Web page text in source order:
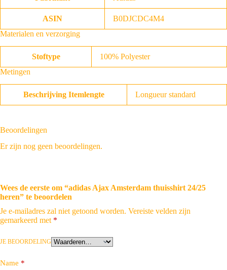
ASIN
B0DJCDC4M4
Materialen en verzorging
Stoftype
100% Polyester
Metingen
Beschrijving Itemlengte Longueur standard
Beoordelingen
Er zijn nog geen beoordelingen.
Wees de eerste om “adidas Ajax Amsterdam thuisshirt 24/25
heren” te beoordelen
Je e-mailadres zal niet getoond worden. Vereiste velden zijn
gemarkeerd met *
JE BEOORDELING
Name *